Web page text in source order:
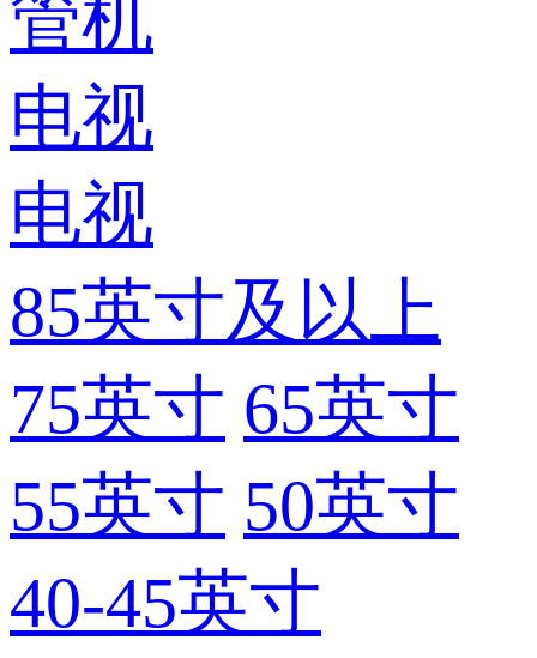
管机
电视
电视
85英寸及以上
75英寸 65英寸
55英寸 50英寸
40-45英寸